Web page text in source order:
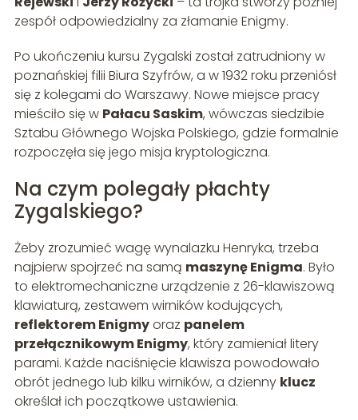
zespół odpowiedzialny za złamanie Enigmy.
Po ukończeniu kursu Zygalski został zatrudniony w
poznańskiej filii Biura Szyfrów, a w 1932 roku przeniósł
się z kolegami do Warszawy. Nowe miejsce pracy
mieściło się w Pałacu Saskim, wówczas siedzibie
Sztabu Głównego Wojska Polskiego, gdzie formalnie
rozpoczęła się jego misja kryptologiczna.
Na czym polegały płachty
Zygalskiego?
Żeby zrozumieć wagę wynalazku Henryka, trzeba
najpierw spojrzeć na samą maszynę Enigma. Było
to elektromechaniczne urządzenie z 26-klawiszową
klawiaturą, zestawem wirników kodujących,
reflektorem Enigmyoraz panelem
przełącznikowym Enigmy, który zamieniał litery
parami. Każde naciśnięcie klawisza powodowało
obrót jednego lub kilku wirników, a dzienny klucz
określał ich początkowe ustawienia.